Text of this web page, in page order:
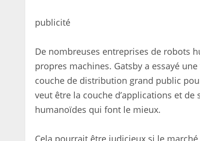
publicité
De nombreuses entreprises de robots
propres machines. Gatsby a essayé
couche de distribution grand public
veut être la couche d’applications et
humanoïdes qui font le mieux.
Cela pourrait être judicieux si le